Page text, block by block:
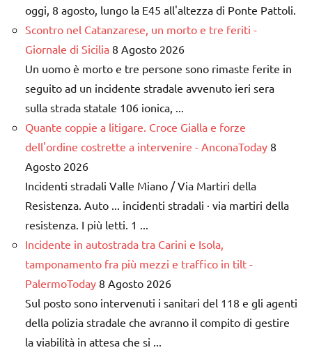
oggi, 8 agosto, lungo la E45 all'altezza di Ponte Pattoli.
Scontro nel Catanzarese, un morto e tre feriti -
Giornale di Sicilia 8 Agosto 2026
Un uomo è morto e tre persone sono rimaste ferite in
seguito ad un incidente stradale avvenuto ieri sera
sulla strada statale 106 ionica, ...
Quante coppie a litigare. Croce Gialla e forze
dell'ordine costrette a intervenire - AnconaToday 8
Agosto 2026
Incidenti stradali Valle Miano / Via Martiri della
Resistenza. Auto ... incidenti stradali · via martiri della
resistenza. I più letti. 1 ...
Incidente in autostrada tra Carini e Isola,
tamponamento fra più mezzi e traffico in tilt -
PalermoToday 8 Agosto 2026
Sul posto sono intervenuti i sanitari del 118 e gli agenti
della polizia stradale che avranno il compito di gestire
la viabilità in attesa che si ...